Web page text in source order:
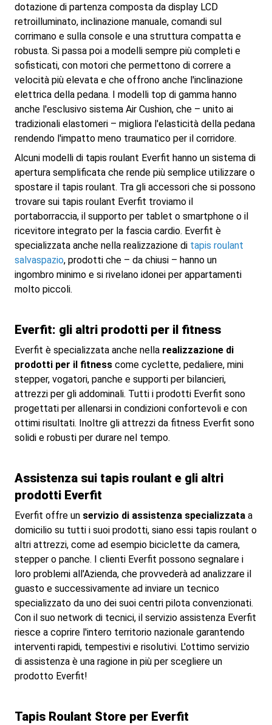
dotazione di partenza composta da display LCD
retroilluminato, inclinazione manuale, comandi sul
corrimano e sulla console e una struttura compatta e
robusta. Si passa poi a modelli sempre più completi e
sofisticati, con motori che permettono di correre a
velocità più elevata e che offrono anche l'inclinazione
elettrica della pedana. I modelli top di gamma hanno
anche l'esclusivo sistema Air Cushion, che – unito ai
tradizionali elastomeri – migliora l'elasticità della pedana
rendendo l'impatto meno traumatico per il corridore.
Alcuni modelli di tapis roulant Everfit hanno un sistema di
apertura semplificata che rende più semplice utilizzare o
spostare il tapis roulant. Tra gli accessori che si possono
trovare sui tapis roulant Everfit troviamo il
portaborraccia, il supporto per tablet o smartphone o il
ricevitore integrato per la fascia cardio. Everfit è
specializzata anche nella realizzazione di tapis roulant
salvaspazio, prodotti che – da chiusi – hanno un
ingombro minimo e si rivelano idonei per appartamenti
molto piccoli.
Everfit: gli altri prodotti per il fitness
Everfit è specializzata anche nella realizzazione di
prodotti per il fitness come cyclette, pedaliere, mini
stepper, vogatori, panche e supporti per bilancieri,
attrezzi per gli addominali. Tutti i prodotti Everfit sono
progettati per allenarsi in condizioni confortevoli e con
ottimi risultati. Inoltre gli attrezzi da fitness Everfit sono
solidi e robusti per durare nel tempo.
Assistenza sui tapis roulant e gli altri
prodotti Everfit
Everfit offre un servizio di assistenza specializzata a
domicilio su tutti i suoi prodotti, siano essi tapis roulant o
altri attrezzi, come ad esempio biciclette da camera,
stepper o panche. I clienti Everfit possono segnalare i
loro problemi all'Azienda, che provvederà ad analizzare il
guasto e successivamente ad inviare un tecnico
specializzato da uno dei suoi centri pilota convenzionati.
Con il suo network di tecnici, il servizio assistenza Everfit
riesce a coprire l'intero territorio nazionale garantendo
interventi rapidi, tempestivi e risolutivi. L'ottimo servizio
di assistenza è una ragione in più per scegliere un
prodotto Everfit!
Tapis Roulant Store per Everfit